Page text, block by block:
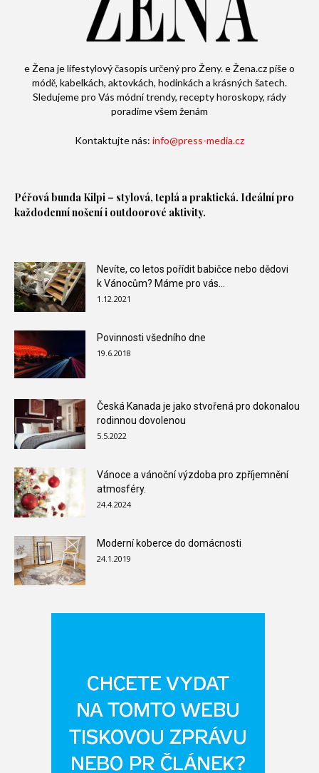
e Žena je lifestylový časopis určený pro Ženy. e Žena.cz píše o
módě, kabelkách, aktovkách, hodinkách a krásných šatech.
Sledujeme pro Vás módní trendy, recepty horoskopy, rády
poradíme všem ženám
Kontaktujte nás: info@press-media.cz
Péřová bunda Kilpi – stylová, teplá a praktická. Ideální pro
každodenní nošení i outdoorové aktivity.
Nevíte, co letos pořídit babičce nebo dědovi
k Vánocům? Máme pro vás...
1.12.2021
Povinnosti všedního dne
19.6.2018
Česká Kanada je jako stvořená pro dokonalou
rodinnou dovolenou
5.5.2022
Vánoce a vánoční výzdoba pro zpříjemnění
atmosféry.
24.4.2024
Moderní koberce do domácnosti
24.1.2019